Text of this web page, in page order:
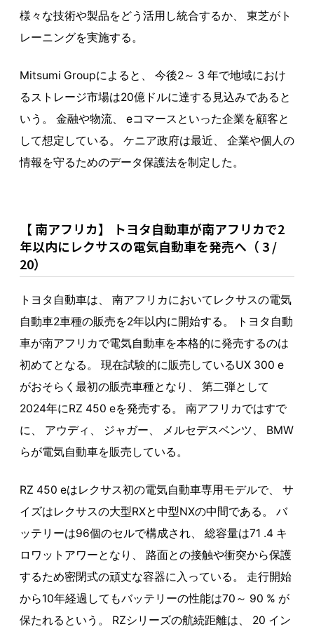
様々な技術や製品をどう活用し統合するか、 東芝がト
レーニングを実施する。
Mitsumi Groupによると、 今後2～ 3 年で地域におけ
るストレージ市場は20億ドルに達する見込みであると
いう。 金融や物流、 eコマースといった企業を顧客と
して想定している。 ケニア政府は最近、 企業や個人の
情報を守るためのデータ保護法を制定した。
【 南アフリカ】 トヨタ自動車が南アフリカで2
年以内にレクサスの電気自動車を発売へ（ 3 /
20）
トヨタ自動車は、 南アフリカにおいてレクサスの電気
自動車2車種の販売を2年以内に開始する。 トヨタ自動
車が南アフリカで電気自動車を本格的に発売するのは
初めてとなる。 現在試験的に販売しているUX 300 e
がおそらく最初の販売車種となり、 第二弾として
2024年にRZ 450 eを発売する。 南アフリカではすで
に、 アウディ、 ジャガー、 メルセデスベンツ、 BMW
らが電気自動車を販売している。
RZ 450 eはレクサス初の電気自動車専用モデルで、 サ
イズはレクサスの大型RXと中型NXの中間である。 バ
ッテリーは96個のセルで構成され、 総容量は71 .4 キ
ロワットアワーとなり、 路面との接触や衝突から保護
するため密閉式の頑丈な容器に入っている。 走行開始
から10年経過してもバッテリーの性能は70～ 90 % が
保たれるという。 RZシリーズの航続距離は、 20 イン